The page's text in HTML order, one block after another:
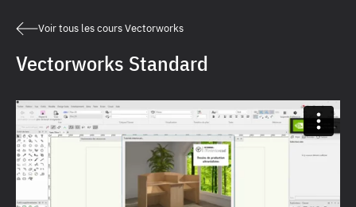
Voir tous les cours Vectorworks
Vectorworks Standard